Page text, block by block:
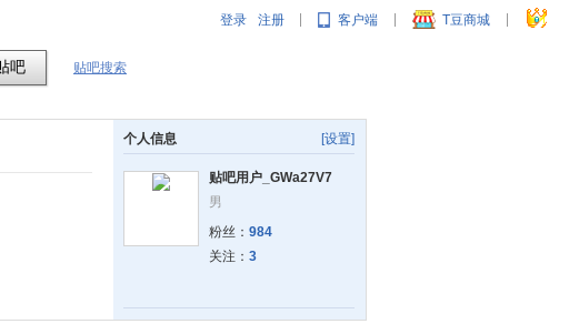
登录 注册 | 客户端 | T豆商城 |
贴吧搜索
[设置]
个人信息
贴吧用户_GWa27V7
男
粉丝： 984
关注： 3